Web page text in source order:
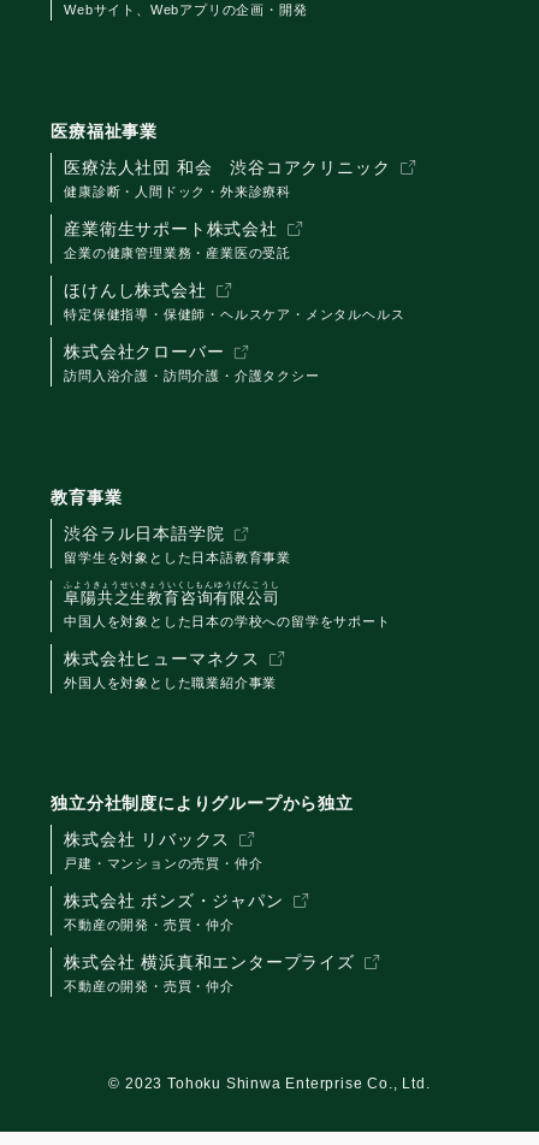
Webサイト、Webアプリの企画・開発
医療福祉事業
医療法人社団 和会 渋谷コアクリニック
健康診断・人間ドック・外来診療科
産業衛生サポート株式会社
企業の健康管理業務・産業医の受託
ほけんし株式会社
特定保健指導・保健師・ヘルスケア・メンタルヘルス
株式会社クローバー
訪問入浴介護・訪問介護・介護タクシー
教育事業
渋谷ラル日本語学院
留学生を対象とした日本語教育事業
阜陽共之生教育咨询有限公司
ふようきょうせいきょういくしもんゆうげんこうし
中国人を対象とした日本の学校への留学をサポート
株式会社ヒューマネクス
外国人を対象とした職業紹介事業
独立分社制度によりグループから独立
株式会社 リバックス
戸建・マンションの売買・仲介
株式会社 ボンズ・ジャパン
不動産の開発・売買・仲介
株式会社 横浜真和エンタープライズ
不動産の開発・売買・仲介
© 2023 Tohoku Shinwa Enterprise Co., Ltd.